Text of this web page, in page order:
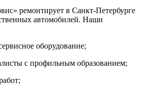
ремонтирует в Санкт-Петербурге
автомобилей. Наши
оборудование;
с профильным образованием;